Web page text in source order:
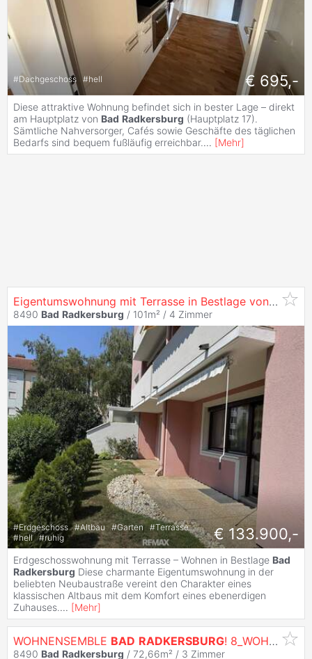
#Dachgeschoss #hell € 695,-
Diese attraktive Wohnung befindet sich in bester Lage – direkt
am Hauptplatz von Bad Radkersburg (Hauptplatz 17).
Sämtliche Nahversorger, Cafés sowie Geschäfte des täglichen
Bedarfs sind bequem fußläufig erreichbar.... [Mehr]
Eigentumswohnung mit Terrasse in Bestlage vonBad
8490 Bad Radkersburg / 101m² / 4 Zimmer
#Erdgeschoss #Altbau #Garten #Terrasse
#hell #ruhig € 133.900,-
Erdgeschosswohnung mit Terrasse – Wohnen in Bestlage Bad
Radkersburg Diese charmante Eigentumswohnung in der
beliebten Neubaustraße vereint den Charakter eines
klassischen Altbaus mit dem Komfort eines ebenerdigen
Zuhauses.... [Mehr]
WOHNENSEMBLE BAD RADKERSBURG! 8_WOHNUNGEN. 8_GÄRTEN.
8490 Bad Radkersburg / 72,66m² / 3 Zimmer